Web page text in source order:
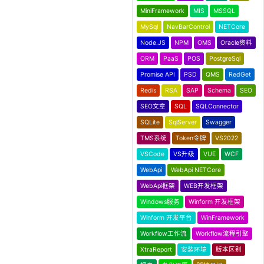
MiniFramework MIS MSSQL
MySql NavBarControl NETCore
Node.JS NPM OMS Oracle资料
ORM PaaS POS PostgreSql
Promise API PSD QMS RedGet
Redis RSA SAP Schema SEO
SEO文章 SQL SQLConnector
SQLite SqlServer Swagger
TMS系统 Token令牌 VS2022
VSCode VS升级 VUE WCF
WebApi WebApi NETCore
WebApi框架 WEB开发框架
Windows服务 Winform 开发框架
Winform 开发平台 WinFramework
Workflow工作流 Workflow流程引擎
XtraReport 安装环境 版本区别